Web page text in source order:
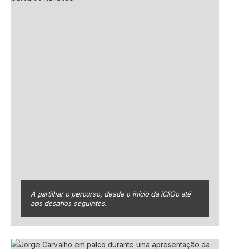
A partilhar o percurso, desde o início da iCliGo até
aos desafios seguintes.